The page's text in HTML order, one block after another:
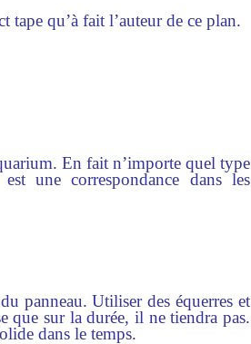
tape qu’à fait l’auteur de ce plan.
En fait n’importe quel type
une correspondance dans les
panneau. Utiliser des équerres et
que sur la durée, il ne tiendra pas.
dans le temps.